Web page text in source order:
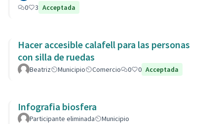
0
3 Acceptada
Hacer accesible calafell para las personas
con silla de ruedas
Beatriz Municipio Comercio 0 0 Acceptada
Infografia biosfera
Participante eliminada
Municipio